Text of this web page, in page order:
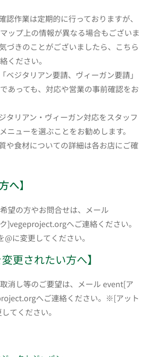
認作業は定期的に行っておりますが、
ップ上の情報が異なる場合もございま
づきのことがございましたら、こちら
ください。
ベジタリアン要請、ヴィーガン要請」
あっても、対応や営業の事前確認をお
タリアン・ヴィーガン対応をスタッフ
ニューを選ぶことをお勧めします。
や食材についての詳細は各お店にご確
へ】
望の方やお問合せは、メール
]vegeproject.orgへご連絡ください。
に変更してください。
更されたい方へ】
消し等のご要望は、メール event[ア
へご連絡ください。※[アット
てください。